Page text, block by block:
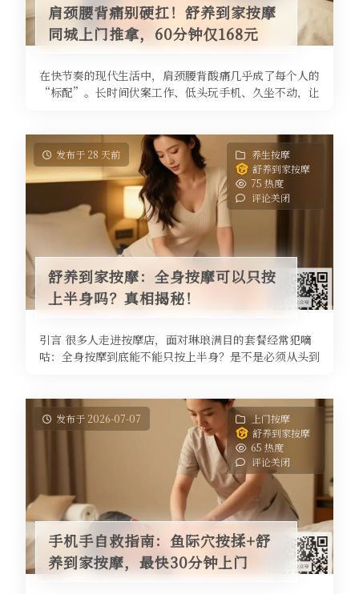
肩颈腰背痛别硬扛！舒养到家按摩
同城上门推拿，60分钟仅168元
在快节奏的现代生活中，肩颈腰背酸痛几乎成了每个人的
“标配”。长时间伏案工作、低头玩手机、久坐不动，让
发布于 28 天前
养生按摩
舒养到家按摩
75 热度
评论关闭
舒养到家按摩：全身按摩可以只按
上半身吗？真相揭秘！
引言 很多人走进按摩店，面对琳琅满目的套餐经常犯嘀
咕：全身按摩到底能不能只按上半身？是不是必须从头到
发布于 2026-07-07
上门按摩
舒养到家按摩
65 热度
评论关闭
手机手自救指南：鱼际穴按揉+舒
养到家按摩，最快30分钟上门